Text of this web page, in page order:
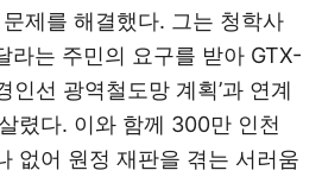
제를 해결했다. 그는 청학사
라는 주민의 요구를 받아 GTX-
인선 광역철도망 계획’과 연계
렸다. 이와 함께 300만 인천
없어 원정 재판을 겪는 서러움